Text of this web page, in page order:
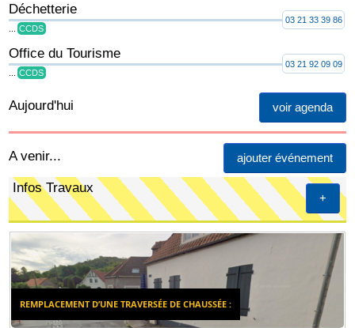
Déchetterie
CCDS
03 21 33 39 86
Office du Tourisme
CCDS
03 21 92 09 09
voir agenda
Aujourd'hui
A venir... ajouter événement
+
Infos Travaux
REMPLACEMENT D’UNE TRAVERSÉE DE CHAUSSÉE :